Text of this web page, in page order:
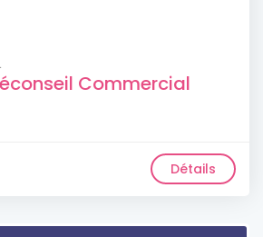
Commercial
Détails